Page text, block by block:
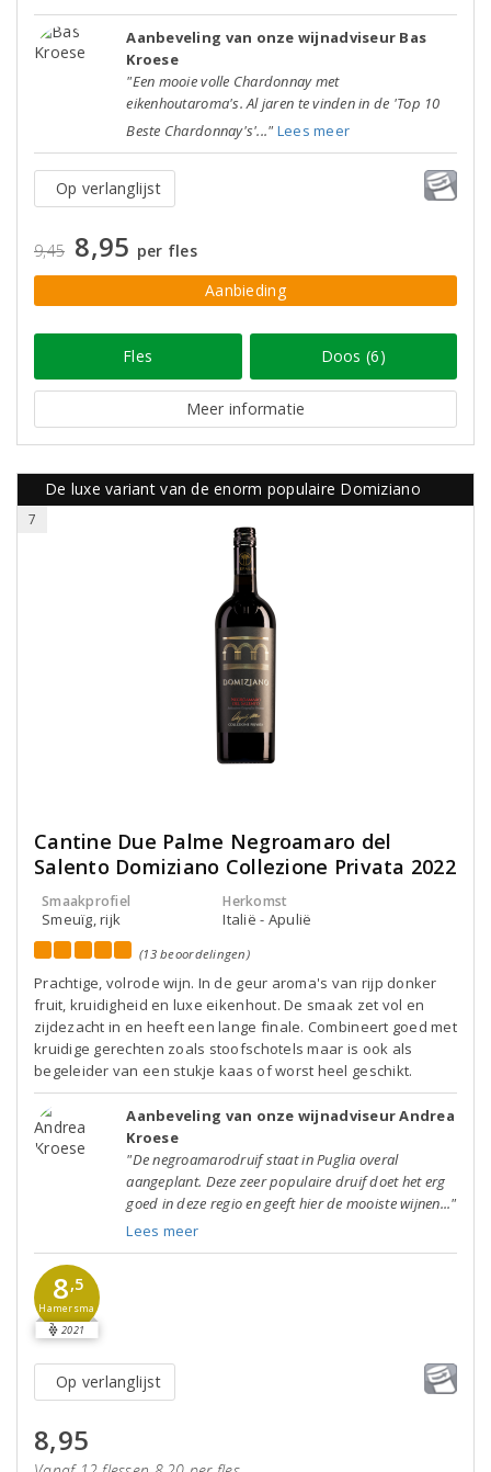
Aanbeveling van onze wijnadviseur Bas
Kroese
"Een mooie volle Chardonnay met
eikenhoutaroma's. Al jaren te vinden in de 'Top 10
Beste Chardonnay's'..." Lees meer
Op verlanglijst
9,45 8,95 per fles
Aanbieding
Fles Doos (6)
Meer informatie
De luxe variant van de enorm populaire Domiziano
7
Cantine Due Palme Negroamaro del
Salento Domiziano Collezione Privata 2022
Smaakprofiel
Smeuïg, rijk
Herkomst
Italië - Apulië
(13 beoordelingen)
Prachtige, volrode wijn. In de geur aroma's van rijp donker
fruit, kruidigheid en luxe eikenhout. De smaak zet vol en
zijdezacht in en heeft een lange finale. Combineert goed met
kruidige gerechten zoals stoofschotels maar is ook als
begeleider van een stukje kaas of worst heel geschikt.
Aanbeveling van onze wijnadviseur Andrea
Kroese
"De negroamarodruif staat in Puglia overal
aangeplant. Deze zeer populaire druif doet het erg
goed in deze regio en geeft hier de mooiste wijnen..."
Lees meer
8,5
Hamersma
2021
Op verlanglijst
8,95